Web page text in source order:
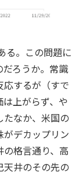
る。この問題に
だろうか。常識
応するが（すで
上がらず、や
たなか、米国の
がデカップリン
格言通り、高
天井のその先の